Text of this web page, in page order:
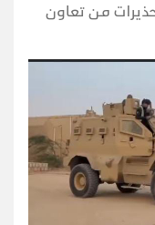
من تعاون